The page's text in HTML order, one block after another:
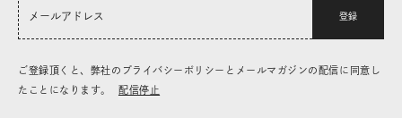
登録
ご登録頂くと、弊社のプライバシーポリシーとメールマガジンの配信に同意し
たことになります。
配信停止